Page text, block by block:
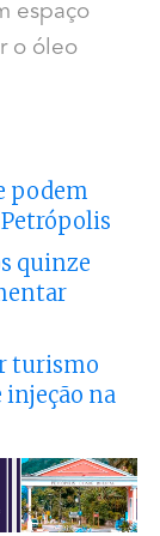
espaço
o óleo
podem
quinze
turismo
injeção na